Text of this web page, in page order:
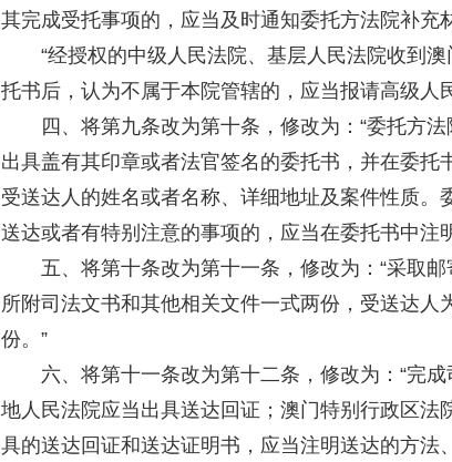
其完成受托事项的，应当及时通知委托方法院补充
“经授权的中级人民法院、基层人民法院收到
托书后，认为不属于本院管辖的，应当报请高级人
四、将第九条改为第十条，修改为：“委托方
出具盖有其印章或者法官签名的委托书，并在委托
受送达人的姓名或者名称、详细地址及案件性质。
送达或者有特别注意的事项的，应当在委托书中注
五、将第十条改为第十一条，修改为：“采取
所附司法文书和其他相关文件一式两份，受送达人
份。”
六、将第十一条改为第十二条，修改为：“完
地人民法院应当出具送达回证；澳门特别行政区法
具的送达回证和送达证明书，应当注明送达的方法